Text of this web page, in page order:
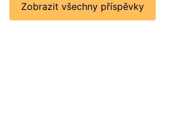
Zobrazit všechny příspěvky